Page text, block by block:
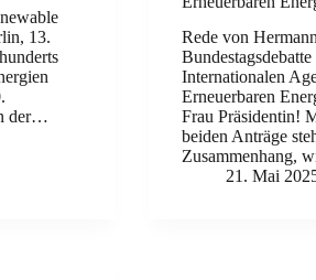
13.
der…
Rede von
Internationalen
Erneuerbaren
Frau Präsidentin!
beiden Anträge
Zusammenhang,
21. Mai